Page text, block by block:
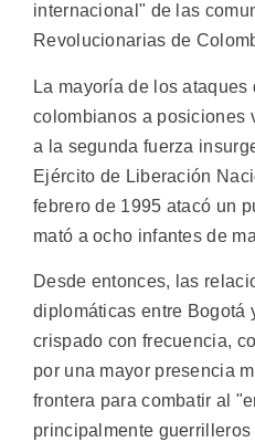
internacional" de las
Revolucionarias de
La mayoría de los
colombianos a posiciones
a la segunda fuerza
Ejército de Liberación
febrero de 1995 atacó un
mató a ocho infantes de
Desde entonces, las
diplomáticas entre Bogotá
crispado con frecuencia,
por una mayor presencia
frontera para combatir al
principalmente